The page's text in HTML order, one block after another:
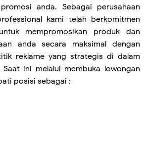
anda. Sebagai perusahaan
kami telah berkomitmen
mempromosikan produk dan
anda secara maksimal dengan
reklame yang strategis di dalam
ini melalui membuka lowongan
posisi sebagai :